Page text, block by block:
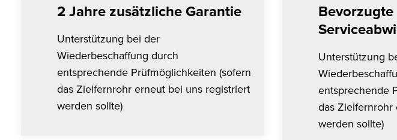
2 Jahre zusätzliche Garantie
Unterstützung bei der
Wiederbeschaffung durch
entsprechende Prüfmöglichkeiten (sofern
das Zielfernrohr erneut bei uns registriert
werden sollte)
Bevorzugte
Unterstützung
entsprechende
das
werden sollte)